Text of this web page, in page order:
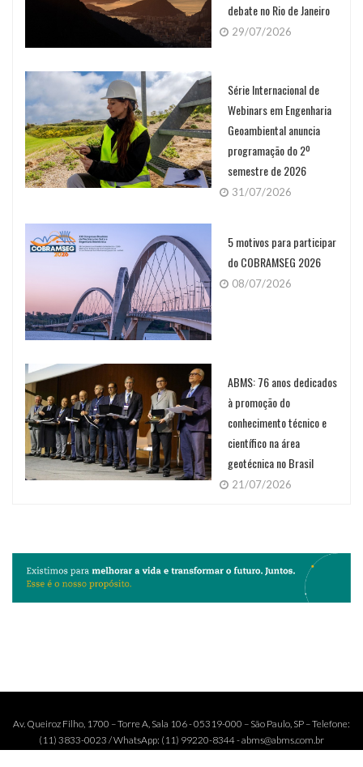
debate no Rio de Janeiro
29/07/2026
Série Internacional de
Webinars em Engenharia
Geoambiental anuncia
programação do 2º
semestre de 2026
31/07/2026
5 motivos para participar
do COBRAMSEG 2026
08/07/2026
ABMS: 76 anos dedicados
à promoção do
conhecimento técnico e
científico na área
geotécnica no Brasil
21/07/2026
Av. Queiroz Filho, 1700 – Torre A, Sala 106 - 05319-000 – São Paulo, SP – Telefone:
(11) 3833-0023 / WhatsApp: (11) 99220-8344 - abms@abms.com.br